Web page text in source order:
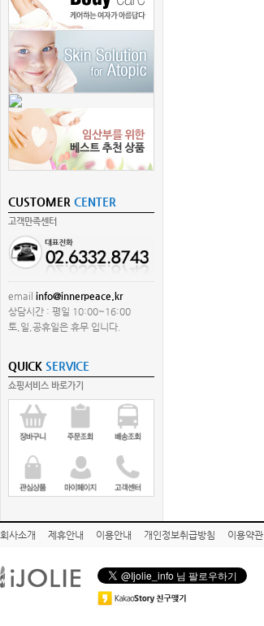
CUSTOMER CENTER
고객만족센터
email info@innerpeace.kr
상담시간 : 평일 10:00~16:00
토,일,공휴일은 휴무 입니다.
QUICK SERVICE
쇼핑서비스 바로가기
회사소개 제휴안내 이용안내 개인정보취급방침 이용약관